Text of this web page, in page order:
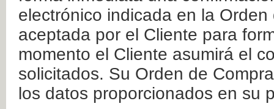
electrónico indicada en la
aceptada por el Cliente para
momento el Cliente asumirá el
solicitados. Su Orden de
los datos proporcionados en su